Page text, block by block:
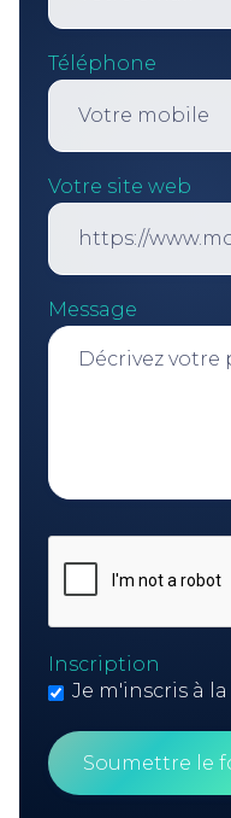
Téléphone
Votre site web
Message
Inscription
Je m'inscris à